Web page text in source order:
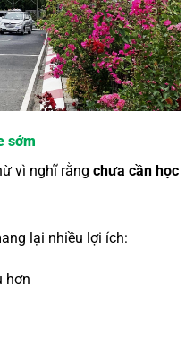
sớm
vì nghĩ rằng chưa cần học
lại nhiều lợi ích:
hơn